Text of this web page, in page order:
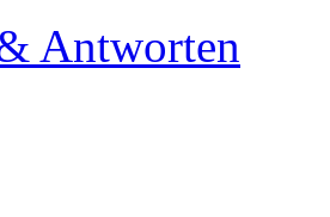
Antworten